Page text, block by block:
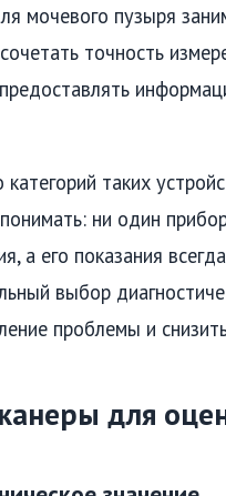
мочевого пузыря
точность
таких
ни один
а его показания
выбор
проблемы и
для